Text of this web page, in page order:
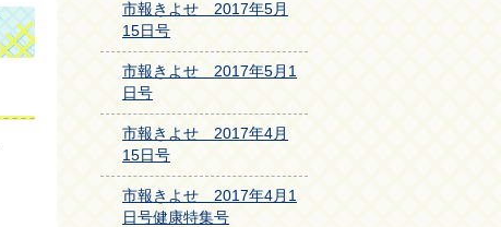
市報きよせ 2017年5月
15日号
市報きよせ 2017年5月1
日号
市報きよせ 2017年4月
15日号
市報きよせ 2017年4月1
日号健康特集号